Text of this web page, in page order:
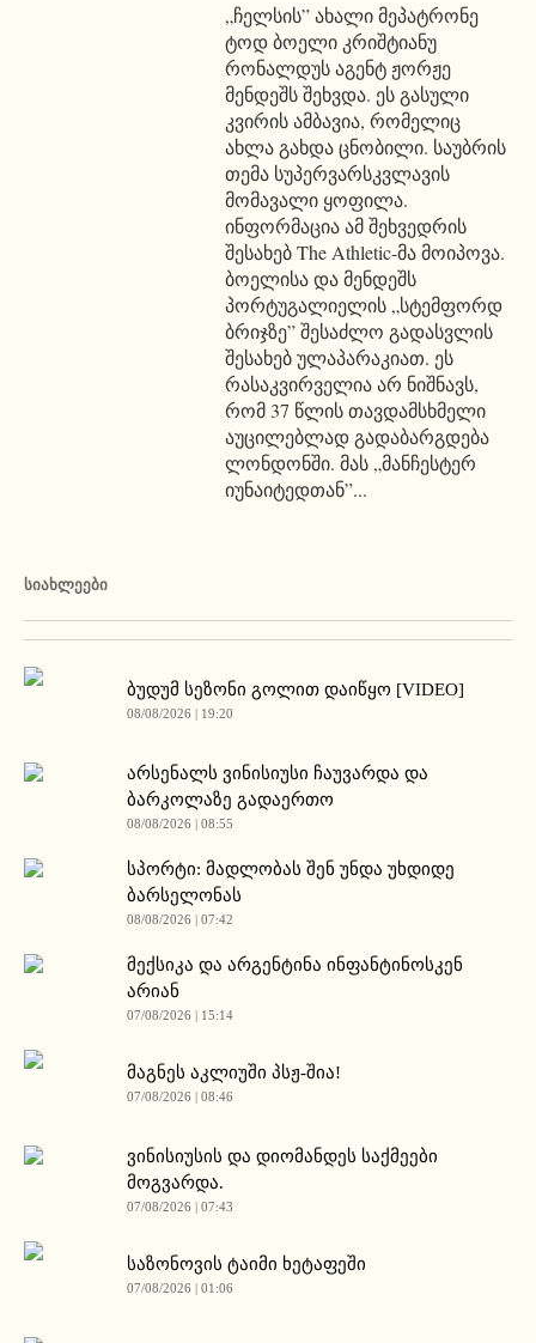
„ჩელსის” ახალი მეპატრონე
ტოდ ბოელი კრიშტიანუ
რონალდუს აგენტ ჟორჟე
მენდეშს შეხვდა. ეს გასული
კვირის ამბავია, რომელიც
ახლა გახდა ცნობილი. საუბრის
თემა სუპერვარსკვლავის
მომავალი ყოფილა.
ინფორმაცია ამ შეხვედრის
შესახებ The Athletic-მა მოიპოვა.
ბოელისა და მენდეშს
პორტუგალიელის „სტემფორდ
ბრიჯზე” შესაძლო გადასვლის
შესახებ ულაპარაკიათ. ეს
რასაკვირველია არ ნიშნავს,
რომ 37 წლის თავდამსხმელი
აუცილებლად გადაბარგდება
ლონდონში. მას „მანჩესტერ
იუნაიტედთან”...
ᲡᲘᲐᲮᲚᲔᲔᲑᲘ
ბუდუმ სეზონი გოლით დაიწყო [VIDEO]
08/08/2026 | 19:20
არსენალს ვინისიუსი ჩაუვარდა და
ბარკოლაზე გადაერთო
08/08/2026 | 08:55
სპორტი: მადლობას შენ უნდა უხდიდე
ბარსელონას
08/08/2026 | 07:42
მექსიკა და არგენტინა ინფანტინოსკენ
არიან
07/08/2026 | 15:14
მაგნეს აკლიუში პსჟ-შია!
07/08/2026 | 08:46
ვინისიუსის და დიომანდეს საქმეები
მოგვარდა.
07/08/2026 | 07:43
საზონოვის ტაიმი ხეტაფეში
07/08/2026 | 01:06